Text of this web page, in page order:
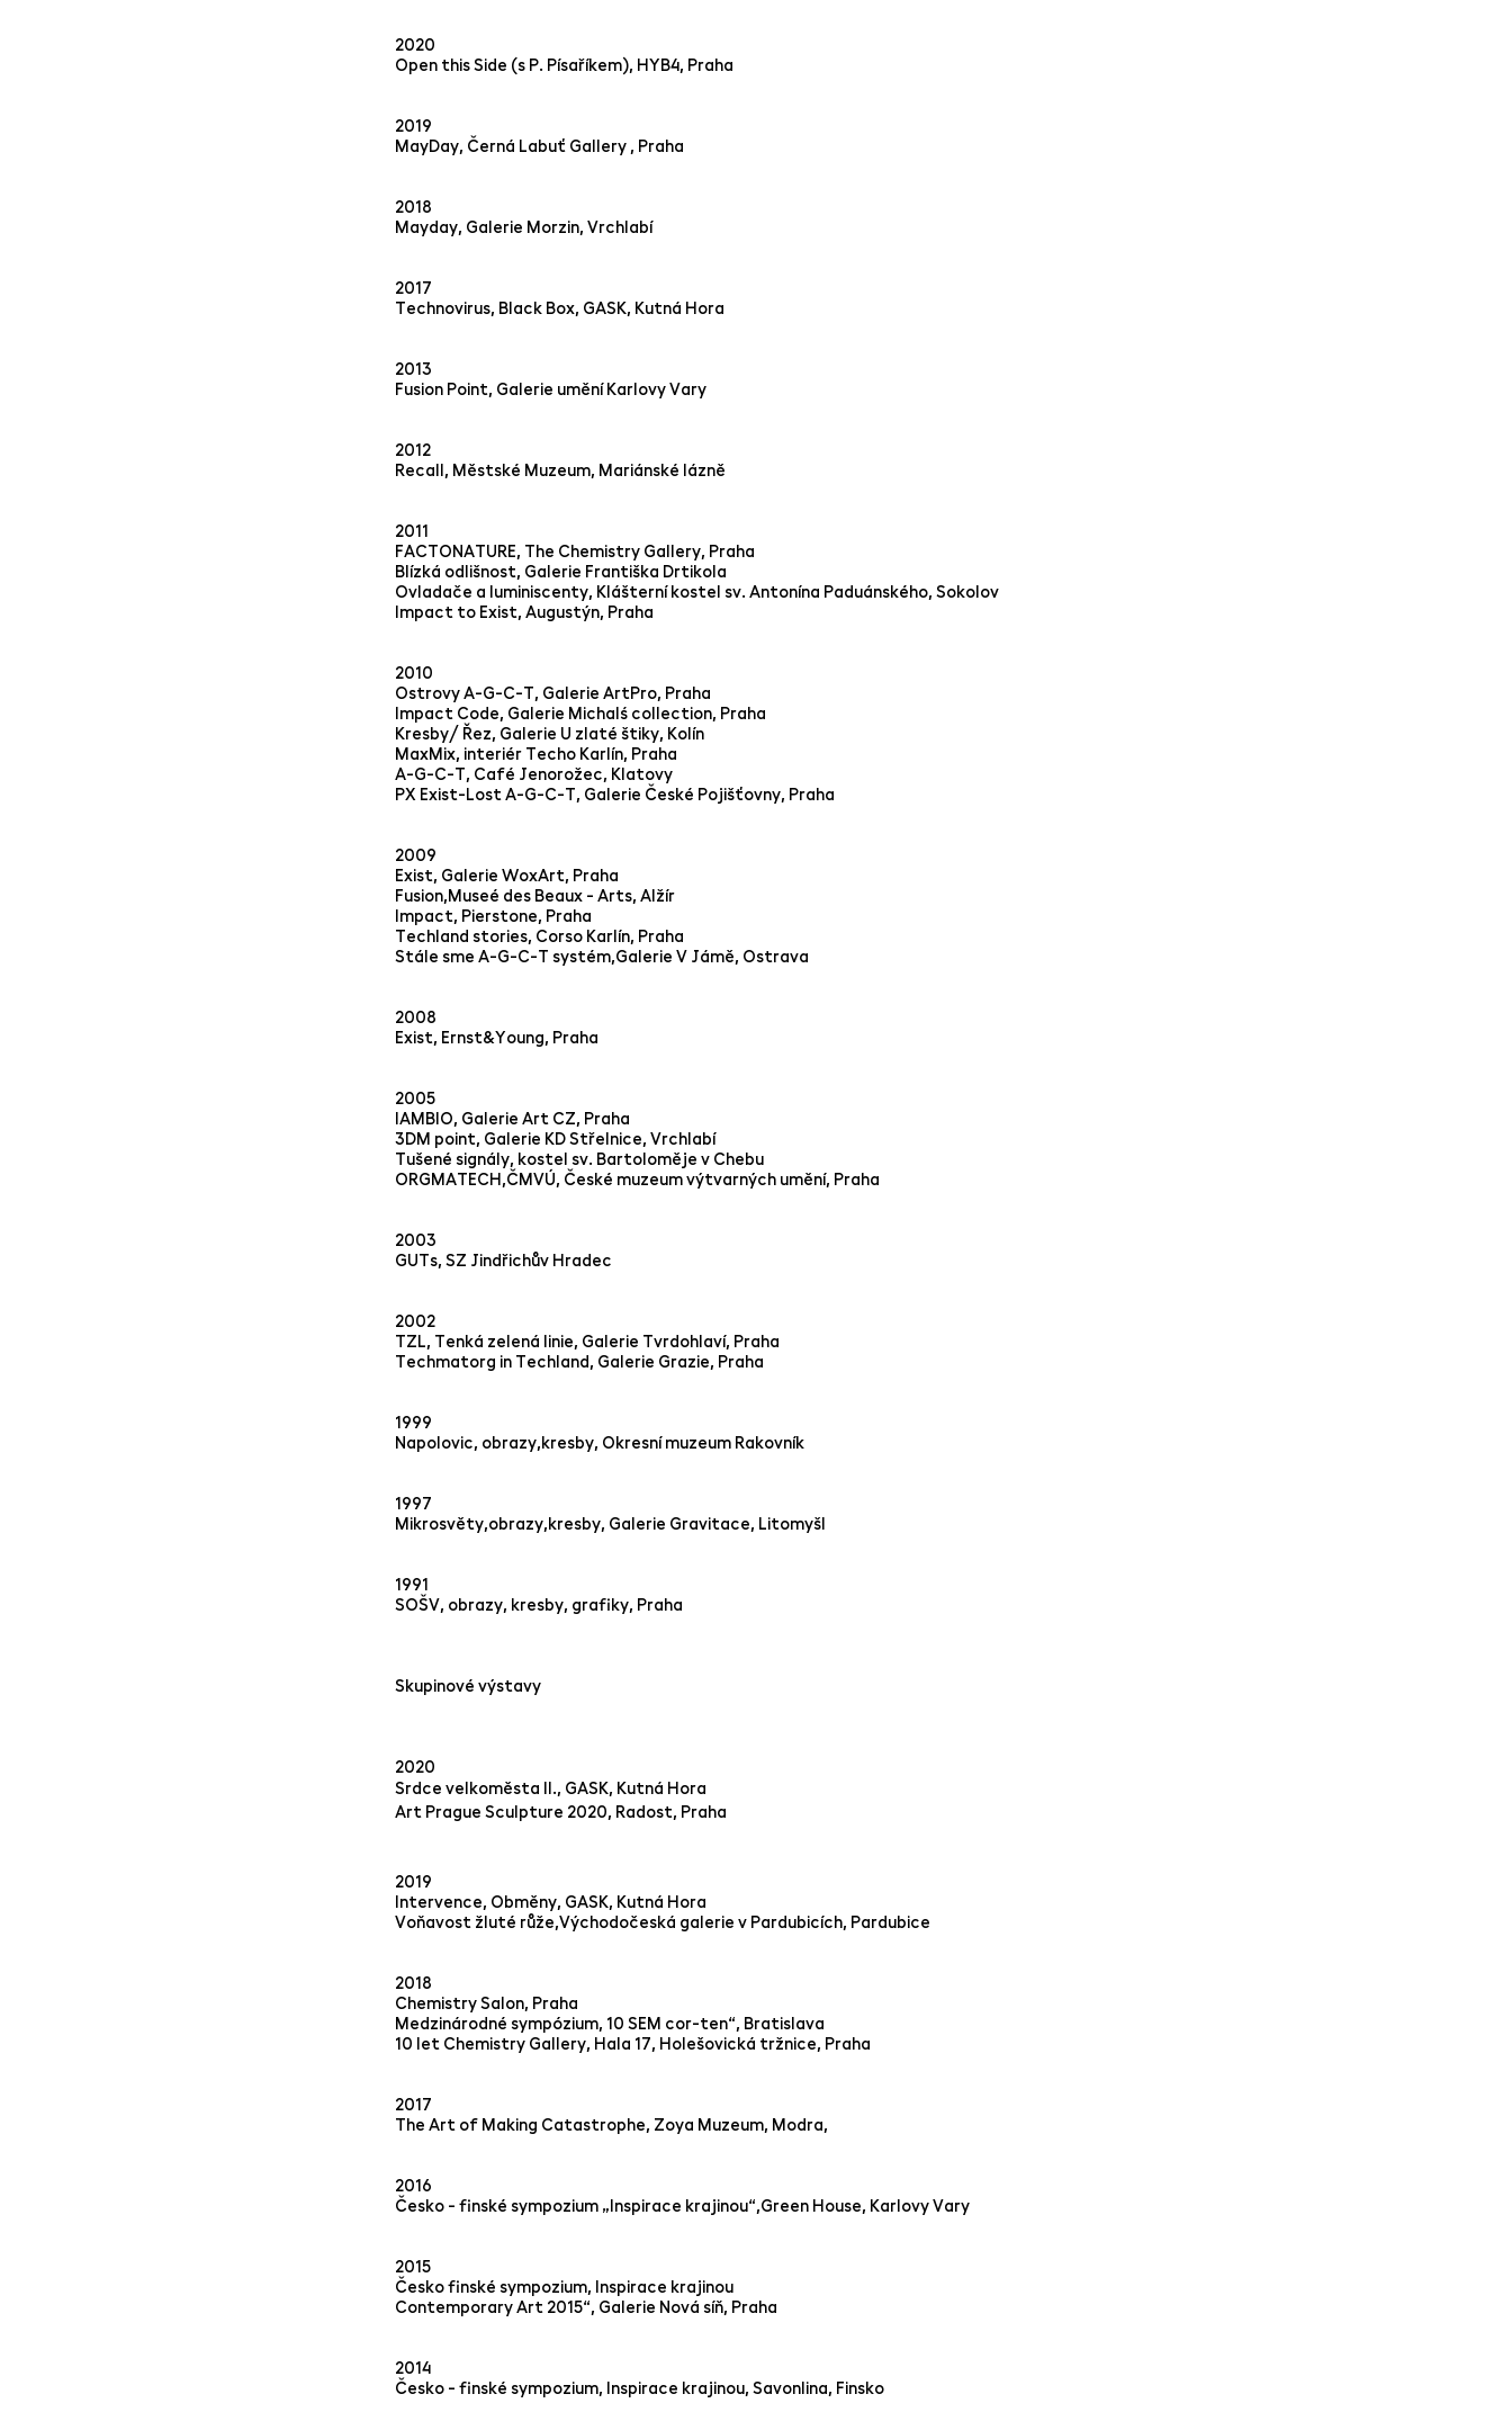
2020
Open this Side (s P. Písaříkem), HYB4, Praha
2019
MayDay, Černá Labuť Gallery , Praha
2018
Mayday, Galerie Morzin, Vrchlabí
2017
Technovirus, Black Box, GASK, Kutná Hora
2013
Fusion Point, Galerie umění Karlovy Vary
2012
Recall, Městské Muzeum, Mariánské lázně
2011
FACTONATURE, The Chemistry Gallery, Praha
Blízká odlišnost, Galerie Františka Drtikola
Ovladače a luminiscenty, Klášterní kostel sv. Antonína Paduánského, Sokolov
Impact to Exist, Augustýn, Praha
2010
Ostrovy A-G-C-T, Galerie ArtPro, Praha
Impact Code, Galerie Michalś collection, Praha
Kresby/ Řez, Galerie U zlaté štiky, Kolín
MaxMix, interiér Techo Karlín, Praha
A-G-C-T, Café Jenorožec, Klatovy
PX Exist-Lost A-G-C-T, Galerie České Pojišťovny, Praha
2009
Exist, Galerie WoxArt, Praha
Fusion,Museé des Beaux - Arts, Alžír
Impact, Pierstone, Praha
Techland stories, Corso Karlín, Praha
Stále sme A-G-C-T systém,Galerie V Jámě, Ostrava
2008
Exist, Ernst&Young, Praha
2005
IAMBIO, Galerie Art CZ, Praha
3DM point, Galerie KD Střelnice, Vrchlabí
Tušené signály, kostel sv. Bartoloměje v Chebu
ORGMATECH,ČMVÚ, České muzeum výtvarných umění, Praha
2003
GUTs, SZ Jindřichův Hradec
2002
TZL, Tenká zelená linie, Galerie Tvrdohlaví, Praha
Techmatorg in Techland, Galerie Grazie, Praha
1999
Napolovic, obrazy,kresby, Okresní muzeum Rakovník
1997
Mikrosvěty,obrazy,kresby, Galerie Gravitace, Litomyšl
1991
SOŠV, obrazy, kresby, grafiky, Praha
Skupinové výstavy
2020
Srdce velkoměsta II., GASK, Kutná Hora
Art Prague Sculpture 2020, Radost, Praha
2019
Intervence, Obměny, GASK, Kutná Hora
Voňavost žluté růže,Východočeská galerie v Pardubicích, Pardubice
2018
Chemistry Salon, Praha
Medzinárodné sympózium, 10 SEM cor-ten“, Bratislava
10 let Chemistry Gallery, Hala 17, Holešovická tržnice, Praha
2017
The Art of Making Catastrophe, Zoya Muzeum, Modra,
2016
Česko - finské sympozium „Inspirace krajinou“,Green House, Karlovy Vary
2015
Česko finské sympozium, Inspirace krajinou
Contemporary Art 2015“, Galerie Nová síň, Praha
2014
Česko - finské sympozium, Inspirace krajinou, Savonlina, Finsko